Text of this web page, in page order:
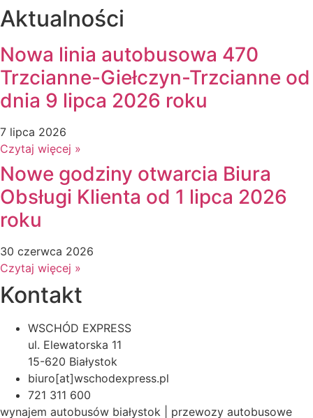
Aktualności
Nowa linia autobusowa 470
Trzcianne-Giełczyn-Trzcianne od
dnia 9 lipca 2026 roku
7 lipca 2026
Czytaj więcej »
Nowe godziny otwarcia Biura
Obsługi Klienta od 1 lipca 2026
roku
30 czerwca 2026
Czytaj więcej »
Kontakt
WSCHÓD EXPRESS
ul. Elewatorska 11
15-620 Białystok
biuro[at]wschodexpress.pl
721 311 600
wynajem autobusów białystok | przewozy autobusowe